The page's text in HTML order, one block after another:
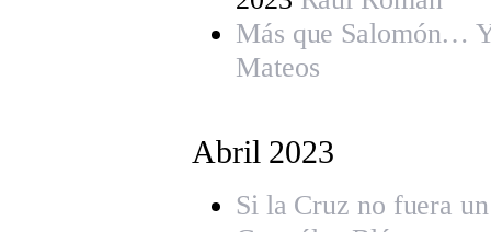
Más que Salomón…
Mateos
Abril 2023
Si la Cruz no fuera